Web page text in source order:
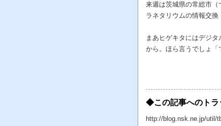
来週は茨城県の常総市
ラネタリウムの情報交換
まあヒゲキタにはデジ
から。ほら言うでしょ「
◆この記事へのトラ
http://blog.nsk.ne.jp/util/